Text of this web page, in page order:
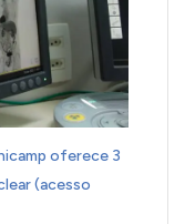
oferece 3
(acesso